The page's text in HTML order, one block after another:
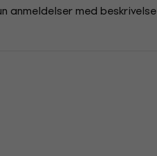
anmeldelser med beskrivelse